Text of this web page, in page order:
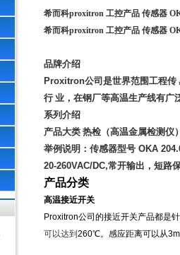
希而科proxitron 工控产品 传感器
希而科proxitron 工控产品 传感器
品牌介绍
Proxitron公司是世界范围工程传
行 业，在钢厂等高温生产线有广
系列介绍
产品大类 热检（高温金属检测仪
举例说明：传感器型号 OKA
20-260VAC/DC,常开输出，短路
产品分类
高温接近开关
Proxitron公司的接近开关产品都是
可以达到 260℃。感应距离可以从